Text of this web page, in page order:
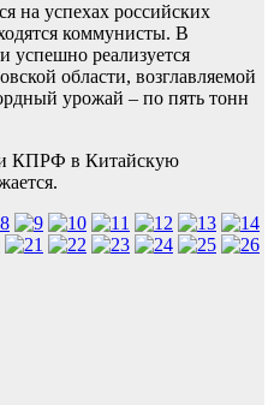
на успехах российских
коммунисты. В
успешно реализуется
области, возглавляемой
урожай – по пять тонн
КПРФ в Китайскую